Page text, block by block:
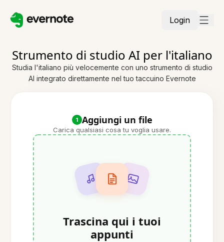
Login
Strumento di studio AI per l'italiano
Studia l'italiano più velocemente con uno strumento di studio
AI integrato direttamente nel tuo taccuino Evernote
1 Aggiungi un file
Carica qualsiasi cosa tu voglia usare.
Trascina qui i tuoi
appunti